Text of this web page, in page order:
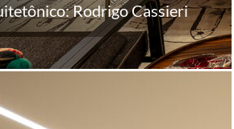
Rodrigo Cassieri